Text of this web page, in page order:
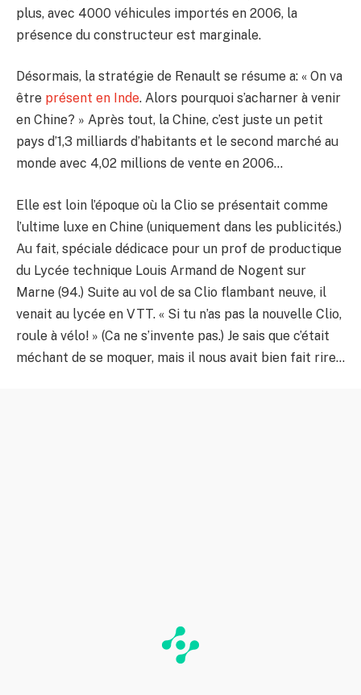
plus, avec 4000 véhicules importés en 2006, la
présence du constructeur est marginale.
Désormais, la stratégie de Renault se résume a: « On va
être présent en Inde. Alors pourquoi s’acharner à venir
en Chine? » Après tout, la Chine, c’est juste un petit
pays d’1,3 milliards d’habitants et le second marché au
monde avec 4,02 millions de vente en 2006…
Elle est loin l’époque où la Clio se présentait comme
l’ultime luxe en Chine (uniquement dans les publicités.)
Au fait, spéciale dédicace pour un prof de productique
du Lycée technique Louis Armand de Nogent sur
Marne (94.) Suite au vol de sa Clio flambant neuve, il
venait au lycée en VTT. « Si tu n’as pas la nouvelle Clio,
roule à vélo! » (Ca ne s’invente pas.) Je sais que c’était
méchant de se moquer, mais il nous avait bien fait rire…